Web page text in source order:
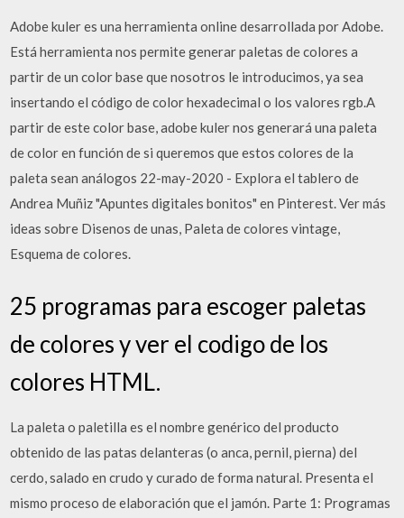
Adobe kuler es una herramienta online desarrollada por Adobe.
Está herramienta nos permite generar paletas de colores a
partir de un color base que nosotros le introducimos, ya sea
insertando el código de color hexadecimal o los valores rgb.A
partir de este color base, adobe kuler nos generará una paleta
de color en función de si queremos que estos colores de la
paleta sean análogos 22-may-2020 - Explora el tablero de
Andrea Muñiz "Apuntes digitales bonitos" en Pinterest. Ver más
ideas sobre Disenos de unas, Paleta de colores vintage,
Esquema de colores.
25 programas para escoger paletas
de colores y ver el codigo de los
colores HTML.
La paleta o paletilla es el nombre genérico del producto
obtenido de las patas delanteras (o anca, pernil, pierna) del
cerdo, salado en crudo y curado de forma natural. Presenta el
mismo proceso de elaboración que el jamón. Parte 1: Programas